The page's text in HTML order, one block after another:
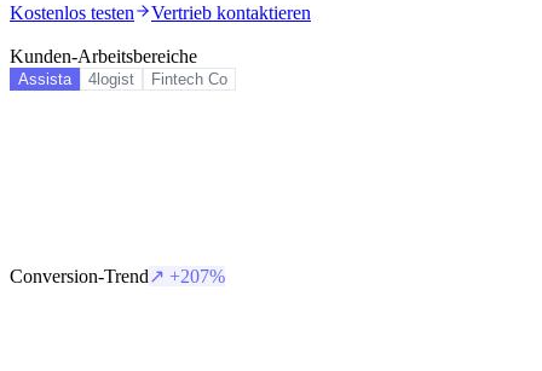
Kostenlos testen
Vertrieb kontaktieren
Kunden-Arbeitsbereiche
Assista 4logist Fintech Co
Conversion-Trend↗ +207%